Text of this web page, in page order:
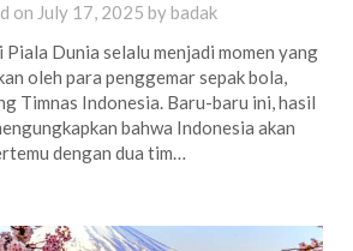
on July 17, 2025 bybadak
Dunia selalu menjadi momen yang
oleh para penggemar sepak bola,
Timnas Indonesia. Baru-baru ini, hasil
bahwa Indonesia akan
dengan dua tim…